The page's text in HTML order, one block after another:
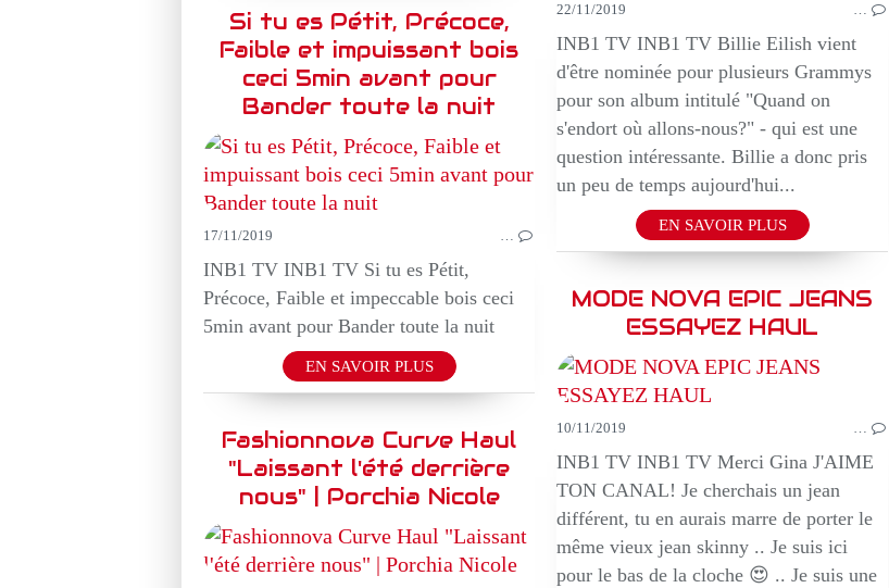
22/11/2019
INB1 TV INB1 TV Billie Eilish vient
d'être nominée pour plusieurs Grammys
pour son album intitulé "Quand on
s'endort où allons-nous?" - qui est une
question intéressante. Billie a donc pris
un peu de temps aujourd'hui...
EN SAVOIR PLUS
Si tu es Pétit, Précoce,
Faible et impuissant bois
ceci 5min avant pour
Bander toute la nuit
BEAUTE
EPIQUE
ORIGINALES
17/11/2019
INB1 TV INB1 TV Si tu es Pétit,
Précoce, Faible et impeccable bois ceci
5min avant pour Bander toute la nuit
EN SAVOIR PLUS
MODE NOVA EPIC JEANS
ESSAYEZ HAUL
10/11/2019
INB1 TV INB1 TV Merci Gina J'AIME
TON CANAL! Je cherchais un jean
différent, tu en aurais marre de porter le
même vieux jean skinny .. Je suis ici
pour le bas de la cloche 😍 .. Je suis une
Fashionnova Curve Haul
"Laissant l'été derrière
nous" | Porchia Nicole
BEAUTE
EPIQUE